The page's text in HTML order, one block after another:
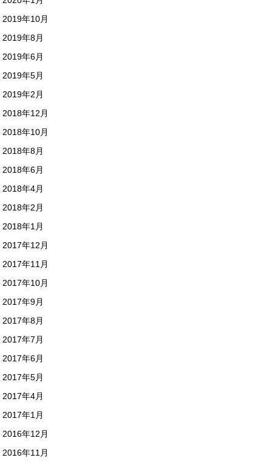
2019年10月
2019年8月
2019年6月
2019年5月
2019年2月
2018年12月
2018年10月
2018年8月
2018年6月
2018年4月
2018年2月
2018年1月
2017年12月
2017年11月
2017年10月
2017年9月
2017年8月
2017年7月
2017年6月
2017年5月
2017年4月
2017年1月
2016年12月
2016年11月